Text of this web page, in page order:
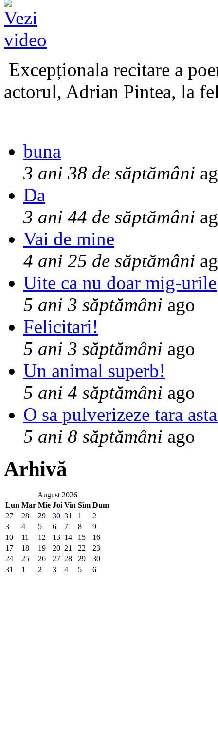
Excepționala recitare a
actorul, Adrian Pintea, la
buna
3 ani 38 de săptămâni
Da
3 ani 44 de săptămâni
Vai de mine
4 ani 25 de săptămâni
Uite ca nu doar mig-urile
5 ani 3 săptămâni ago
Felicitari!
5 ani 3 săptămâni ago
Un animal superb!
5 ani 4 săptămâni ago
O sa pulverizeze tara
5 ani 8 săptămâni ago
Arhivă
August 2026
Lun Mar Mie Joi Vin Sîm Dum
27
28 29 30 31 1
2
3
4 5 6 7 8
9
10
11 12 13 14 15
16
17
18 19 20 21 22
23
24
25 26 27 28 29
30
31
1 2 3 4 5 6